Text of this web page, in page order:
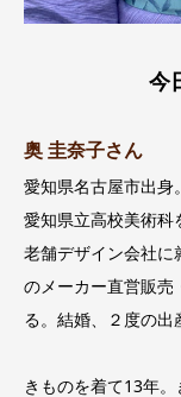
今
奥 圭奈子さん
愛知県名古屋市出身。
愛知県立高校美術科
老舗デザイン会社に
のメーカー直営販売
る。結婚、２度の出
きものを着て13年